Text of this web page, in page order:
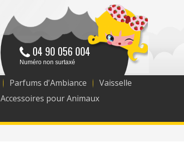
04 90 056 004
Numéro non surtaxé
Parfums d'Ambiance
Vaisselle
Accessoires pour Animaux